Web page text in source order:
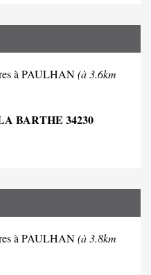
à PAULHAN(à 3.6km
BARTHE 34230
à PAULHAN(à 3.8km